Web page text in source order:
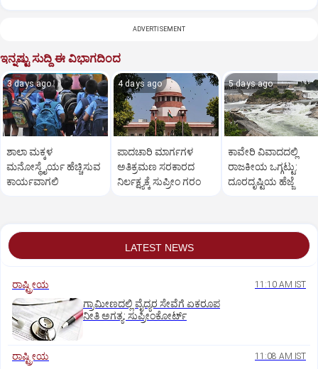
ADVERTISEMENT
ಇನ್ನಷ್ಟು ಸುದ್ದಿ ಈ ವಿಭಾಗದಿಂದ
3 days ago
ಶಾಲಾ ಮಕ್ಕಳ
ಮನೋಸ್ಥೈರ್ಯ ಹೆಚ್ಚಿಸುವ
ಕಾರ್ಯವಾಗಲಿ
4 days ago
ಪಾದಚಾರಿ ಮಾರ್ಗಗಳ
ಅತಿಕ್ರಮಣ ಸರಕಾರದ
ನಿರ್ಲಕ್ಷ್ಯಕ್ಕೆ ಸುಪ್ರೀಂ ಗರಂ
5 days ago
ಕಾವೇರಿ ವಿವಾದದಲ್ಲಿ
ರಾಜಕೀಯ ಒಗ್ಗಟ್ಟು:
ದೂರದೃಷ್ಟಿಯ ಹೆಜ್ಜೆ
LATEST NEWS
ರಾಷ್ಟ್ರೀಯ 11:10 AM IST
ಗ್ರಾಮೀಣದಲ್ಲಿ ವೈದ್ಯರ ಸೇವೆಗೆ ಏಕರೂಪ
ನೀತಿ ಅಗತ್ಯ: ಸುಪ್ರೀಂಕೋರ್ಟ್‌
ರಾಷ್ಟ್ರೀಯ 11:08 AM IST